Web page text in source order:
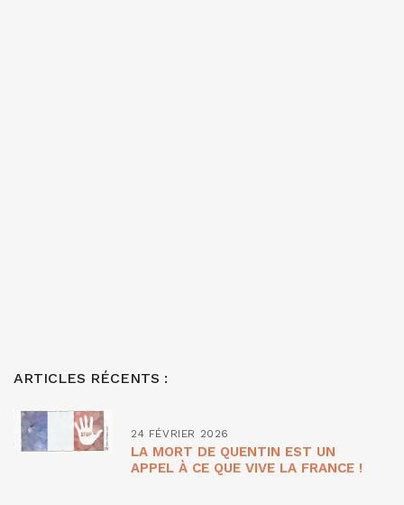
ARTICLES RÉCENTS :
24 FÉVRIER 2026
LA MORT DE QUENTIN EST UN
APPEL À CE QUE VIVE LA FRANCE !